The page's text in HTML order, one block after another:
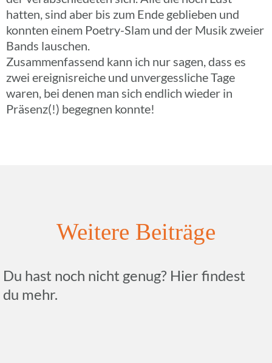
hatten, sind aber bis zum Ende geblie­ben und
konnten einem Poetry-Slam und der Musik zweier
Bands lauschen.
Zusam­men­fas­send kann ich nur sagen, dass es
zwei ereig­nis­rei­che und unver­gess­li­che Tage
waren, bei denen man sich endlich wieder in
Präsenz(!) begeg­nen konnte!
Weitere Beiträge
Du hast noch nicht genug? Hier findest
du mehr.